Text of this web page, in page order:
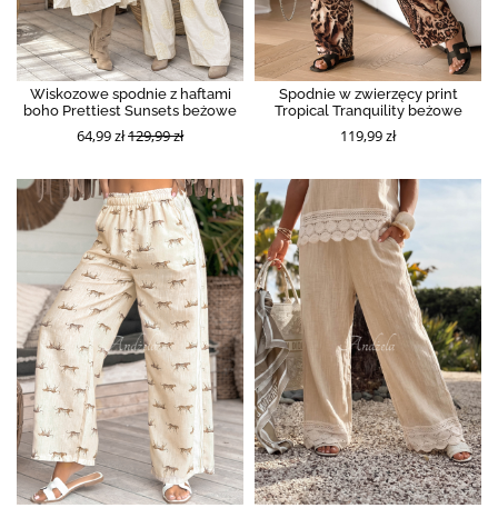
Wiskozowe spodnie z haftami
boho Prettiest Sunsets beżowe
64,99 zł129,99 zł
Spodnie w zwierzęcy print
Tropical Tranquility beżowe
119,99 zł